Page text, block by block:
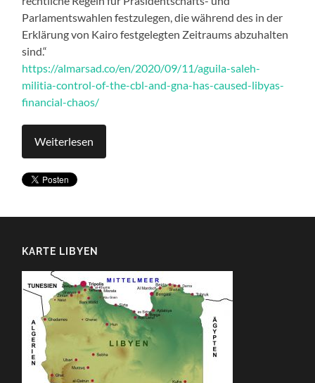
Parlamentswahlen festzulegen, die während des in der
Erklärung von Kairo festgelegten Zeitraums abzuhalten
sind.“
https://almarsad.co/en/2020/09/11/aguila-saleh-
militia-control-of-the-cbl-and-gna-has-caused-libyas-
financial-chaos/
Weiterlesen
KARTE LIBYEN